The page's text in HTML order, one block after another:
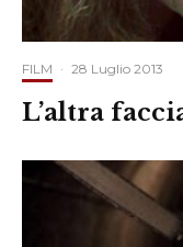
FILM · 28 Luglio 2013
L’altra